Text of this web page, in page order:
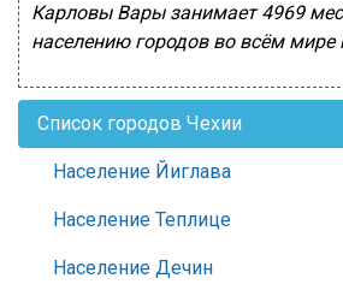
Карловы Вары занимает 4969
населению городов во всём мире
Список городов Чехии
Население Йиглава
Население Теплице
Население Дечин